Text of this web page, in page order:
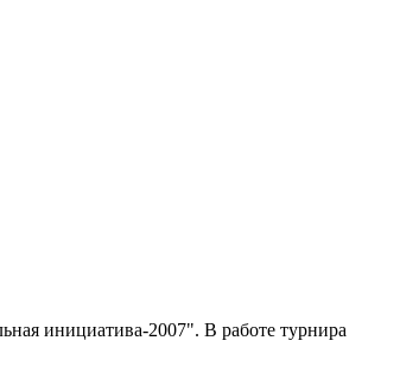
инициатива-2007". В работе турнира